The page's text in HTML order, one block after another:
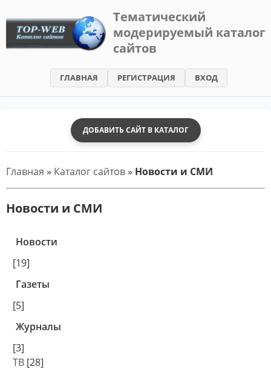
TOP-
WEB
-
Каталог
Тематический
модерируемый каталог
сайтов
ГЛАВНАЯ РЕГИСТРАЦИЯ ВХОД
ДОБАВИТЬ САЙТ В КАТАЛОГ
Главная » Каталог сайтов» Новости и СМИ
Новости и СМИ
Новости
[19]
Газеты
[5]
Журналы
[3]
ТВ [28]